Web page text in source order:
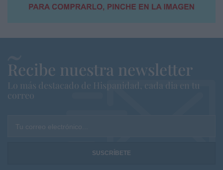
Recibe nuestra newsletter
Lo más destacado de Hispanidad, cada dia en tu
correo
Tu correo electrónico...